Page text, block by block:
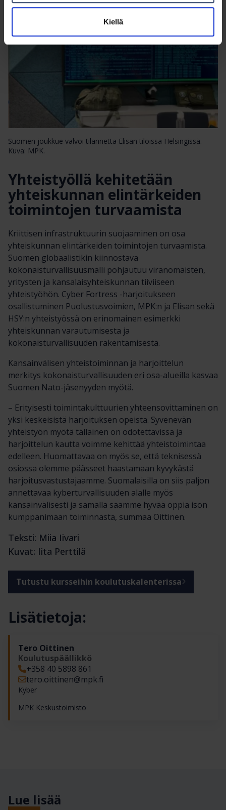
Kiellä
Suomen joukkue valvoi tilannetta Elisan tiloissa Helsingissä.
Kuva: MPK.
Yhteistyöllä kehitetään
yhteiskunnan elintärkeiden
toimintojen turvaamista
Kriittisen infrastruktuurin suojaaminen on osa
yhteiskunnan elintärkeiden toimintojen turvaamista.
Suomen globaalistikin kiinnostava
kokonaisturvallisuusmalli pohjautuu viranomaisten,
yritysten ja kansalaisyhteiskunnan tiiviiseen
yhteistyöhön. Cyber Fortress -harjoitukseen
osallistuminen Puolustusvoimien, MPK:n ja Elisan sekä
HSY:n yhteistyössä on erinomainen esimerkki
yhteiskunnan varautumisesta ja
kokonaisturvallisuuden rakentamisesta.
Kansainvälisen yhteistoiminnan ja harjoittelun
merkitys kokonaisturvallisuuden eri osa-alueilla kasvaa
Suomen Nato-jäsenyyden myötä.
– Erityisesti toimintakulttuurien yhteensovittaminen on
yksi keskeisistä harjoituksen opeista. Syvenevän
yhteistyön myötä tällainen on odotettavissa ja
harjoittelun kautta voimme kehittää yhteistoimintaa
edelleen. Huomattavaa on myös se, että teknisessä
osiossa olemme päässeet haastamaan kyvykästä
harjoitusvastustajaamme. Suomalaisilla on siis paljon
annettavaa kyberturvallisuuden alalle myös
kansainvälisesti ja samalla saamme hyvää oppia ison
kumppanimaan toiminnasta, summaa Oittinen.
Teksti: Miia Iivari
Kuvat: Iita Perttilä
Tutustu kursseihin koulutuskalenterissa
Lisätietoja:
Tero Oittinen
Koulutuspäällikkö
+358 40 5898 861
tero.oittinen​@mpk.fi
Kyber
MPK Keskustoimisto
Lue lisää